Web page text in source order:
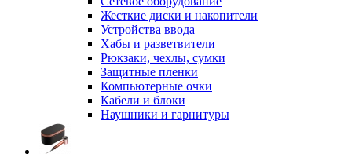
Жесткие диски и накопители
Устройства ввода
Хабы и разветвители
Рюкзаки, чехлы, сумки
Защитные пленки
Компьютерные очки
Кабели и блоки
Наушники и гарнитуры